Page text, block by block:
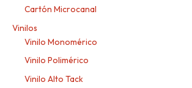
Cartón Microcanal
Vinilos
Vinilo Monomérico
Vinilo Polimérico
Vinilo Alto Tack